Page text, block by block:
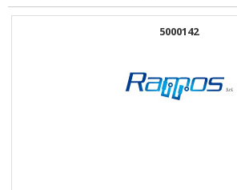
5000142